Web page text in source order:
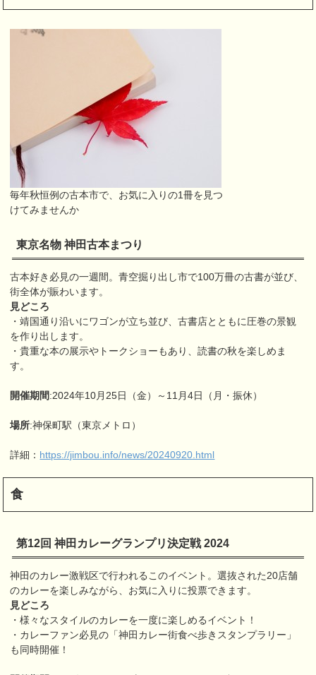
毎年秋恒例の古本市で、お気に入りの1冊を見つ
けてみませんか
東京名物 神田古本まつり
古本好き必見の一週間。青空掘り出し市で100万冊の古書が並び、
街全体が賑わいます。
見どころ
・靖国通り沿いにワゴンが立ち並び、古書店とともに圧巻の景観
を作り出します。
・貴重な本の展示やトークショーもあり、読書の秋を楽しめま
す。
開催期間:2024年10月25日（金）～11月4日（月・振休）
場所:神保町駅（東京メトロ）
詳細： https://jimbou.info/news/20240920.html
食
第12回 神田カレーグランプリ決定戦 2024
神田のカレー激戦区で行われるこのイベント。選抜された20店舗
のカレーを楽しみながら、お気に入りに投票できます。
見どころ
・様々なスタイルのカレーを一度に楽しめるイベント！
・カレーファン必見の「神田カレー街食べ歩きスタンプラリー」
も同時開催！